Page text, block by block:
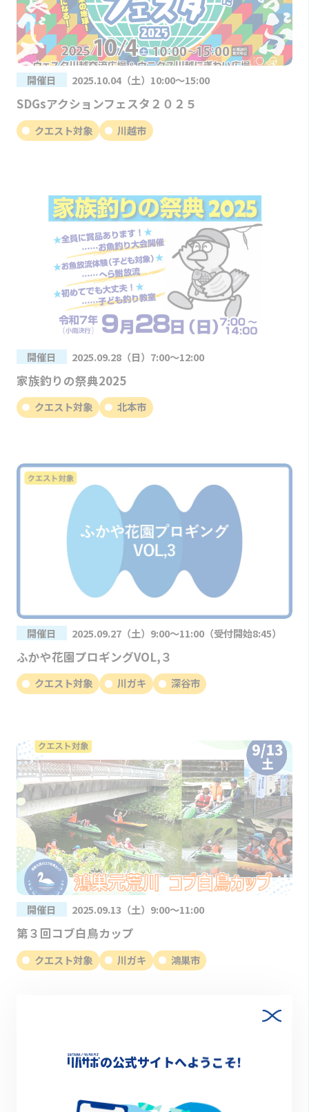
開催日 2025.10.04（土）10:00～15:00
SDGsアクションフェスタ２０２５
クエスト対象 川越市
開催日 2025.09.28（日）7:00～12:00
家族釣りの祭典2025
クエスト対象 北本市
開催日 2025.09.27（土）9:00～11:00（受付開始8:45）
ふかや花園プロギングVOL,３
クエスト対象 川ガキ 深谷市
開催日 2025.09.13（土）9:00～11:00
第３回コブ白鳥カップ
クエスト対象 川ガキ 鴻巣市
の公式サイトへようこそ!